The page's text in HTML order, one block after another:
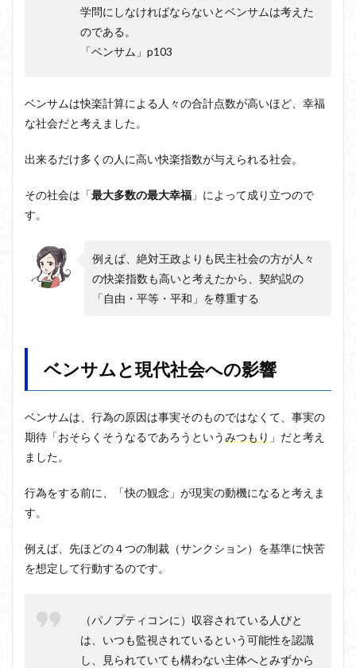
学問にしなければならないとベンサムは考えた
のである。
「ベンサム」p103
ベンサムは快楽計算による人々の合計点数が高いほど、幸福
な社会だと考えました。
出来るだけ多くの人に高い快楽指数が与えられる社会。
その社会は「最大多数の最大幸福 」によって成り立つので
す。
例えば、絶対王政よりも民主社会の方が人々
の快楽指数も高いと考えたから、契約説の
「自由・平等・平和」を尊重する
ベンサムと現代社会への影響
ベンサムは、行為の原因は事実そのものではなくて、事実の
期待「おそらくそうなるであろうというみつもり 」だと考え
ました。
行為をする前に、「快の観念」が現実の動機になると考えま
す。
例えば、先ほどの４つの制裁（サンクション）を基準に快苦
を想定して行動するのです。
（パノプティコンに）収容されている人びと
は、いつも監視されているという可能性を認識
し、見られていても構わない主体へとみずから